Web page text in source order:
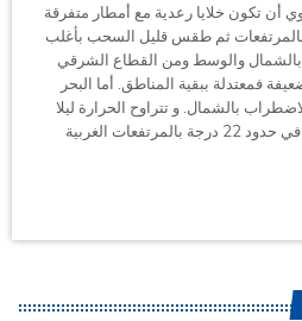
أن تكون خلايا رعدية مع أمطار متفرقة
بالمرتفعات ثم طقس قليل السحب بأغلب
بالشمال والوسط ومن القطاع الشرقي
فمعتدلة ببقية المناطق. أما البحر
بالشمال. و تتراوح الحرارة ليلا
عامة بين 24 و 29 درجة وتكون في حدود 22 درجة بالمرتفعات الغربية